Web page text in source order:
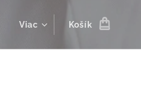
Viac Košík